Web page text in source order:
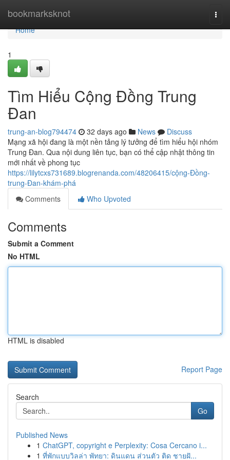
bookmarksknot
Home
Home
1
Tìm Hiểu Cộng Đồng Trung
Đan
trung-an-blog794474 32 days ago News
Discuss
Mạng xã hội đang là một nền tảng lý tưởng để tìm hiểu hội nhóm
Trung Đan. Qua nội dung liên tục, bạn có thể cập nhật thông tin
mới nhất về phong tục
https://lilytcxs731689.blogrenanda.com/48206415/cộng-Đồng-
trung-Đan-khám-phá
Comments
Who Upvoted
Comments
Submit a Comment
No HTML
HTML is disabled
Report Page
Search
Go
Published News
1 ChatGPT, copyright e Perplexity: Cosa Cercano i...
1 ที่พักแบบวิลล่า พัทยา: ดินแดน ส่วนตัว ติด ชายฝั...